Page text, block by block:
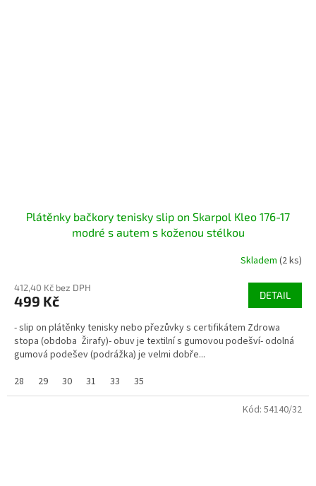
Plátěnky bačkory tenisky slip on Skarpol Kleo 176-17
modré s autem s koženou stélkou
Skladem (2 ks)
412,40 Kč bez DPH
499 Kč DETAIL
- slip on plátěnky tenisky nebo přezůvky s certifikátem Zdrowa
stopa (obdoba Žirafy)- obuv je textilní s gumovou podešví- odolná
gumová podešev (podrážka) je velmi dobře...
28
29 30 31 33 35
Kód: 54140/32